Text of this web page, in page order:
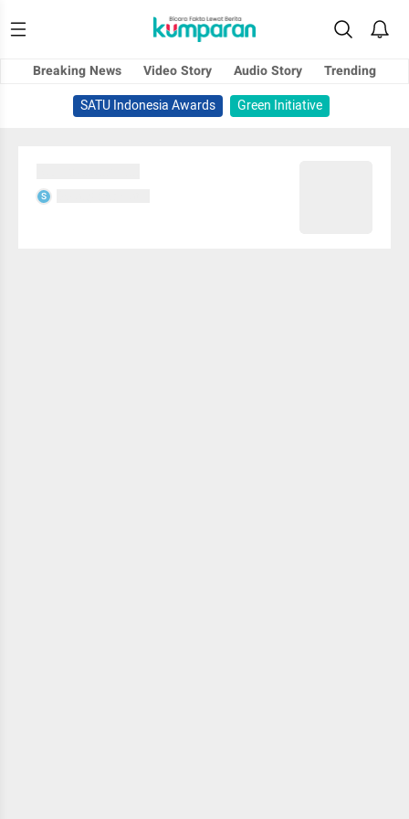
Breaking News Video Story Audio Story
Trending
SATU Indonesia Awards
Green Initiative
S